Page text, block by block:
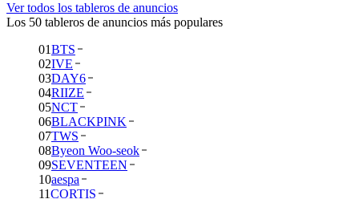
Ver todos los tableros de anuncios
Los 50 tableros de anuncios más populares
01BTS
02IVE
03DAY6
04RIIZE
05NCT
06BLACKPINK
07TWS
08Byeon Woo-seok
09SEVENTEEN
10aespa
11CORTIS